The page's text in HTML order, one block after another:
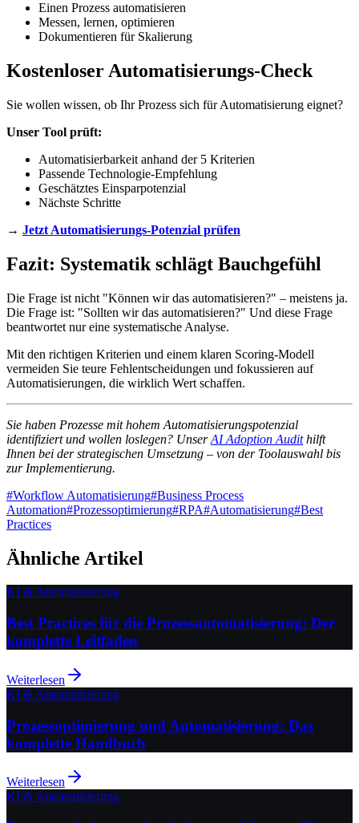
Einen Prozess automatisieren
Messen, lernen, optimieren
Dokumentieren für Skalierung
Kostenloser Automatisierungs-Check
Sie wollen wissen, ob Ihr Prozess sich für Automatisierung eignet?
Unser Tool prüft:
Automatisierbarkeit anhand der 5 Kriterien
Passende Technologie-Empfehlung
Geschätztes Einsparpotenzial
Nächste Schritte
→ Jetzt Automatisierungs-Potenzial prüfen
Fazit: Systematik schlägt Bauchgefühl
Die Frage ist nicht "Können wir das automatisieren?" – meistens ja.
Die Frage ist: "Sollten wir das automatisieren?" Und diese Frage
beantwortet nur eine systematische Analyse.
Mit den richtigen Kriterien und einem klaren Scoring-Modell
vermeiden Sie teure Fehlentscheidungen und fokussieren auf
Automatisierungen, die wirklich Wert schaffen.
Sie haben Prozesse mit hohem Automatisierungspotenzial
identifiziert und wollen loslegen? UnserAI Adoption Audithilft
Ihnen bei der strategischen Umsetzung – von der Toolauswahl bis
zur Implementierung.
#Workflow Automatisierung#Business Process
Automation#Prozessoptimierung#RPA#Automatisierung#Best
Practices
Ähnliche Artikel
KI & Automatisierung
Best Practices für die Prozessautomatisierung: Der
komplette Leitfaden
Weiterlesen
KI & Automatisierung
Prozessoptimierung und Automatisierung: Das
komplette Handbuch
Weiterlesen
KI & Automatisierung